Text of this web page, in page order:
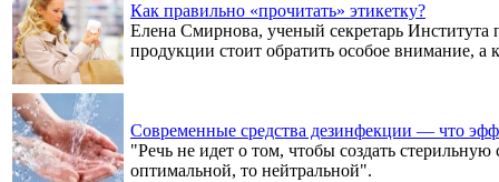
Как правильно «прочитать» этикетку?
Елена Смирнова, ученый секретарь
продукции стоит обратить особое внимание, а
Современные средства дезинфекции — что
"Речь не идет о том, чтобы создать стерильную
оптимальной, то нейтральной".